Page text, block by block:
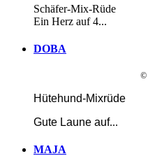
Schäfer-Mix-Rüde
Ein Herz auf 4...
DOBA
©
Hütehund-Mixrüde
Gute Laune auf...
MAJA